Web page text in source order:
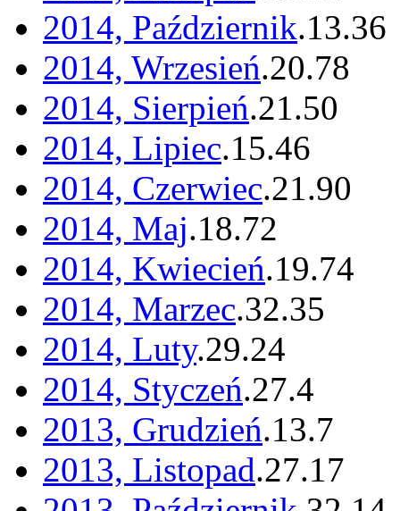
2014, Październik.13.36
2014, Wrzesień.20.78
2014, Sierpień.21.50
2014, Lipiec.15.46
2014, Czerwiec.21.90
2014, Maj.18.72
2014, Kwiecień.19.74
2014, Marzec.32.35
2014, Luty.29.24
2014, Styczeń.27.4
2013, Grudzień.13.7
2013, Listopad.27.17